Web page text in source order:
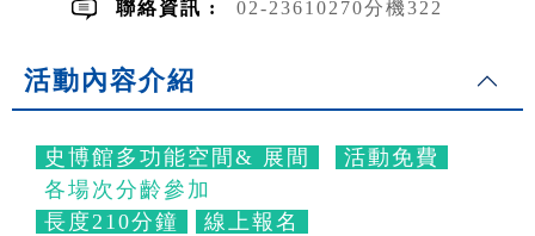
聯絡資訊 : 02-23610270分機322
活動內容介紹
史博館多功能空間& 展間
活動免費
各場次分齡參加
長度210分鐘
線上報名